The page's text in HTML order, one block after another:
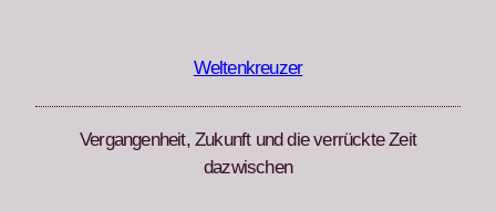
Weltenkreuzer
Vergangenheit, Zukunft und die verrückte Zeit
dazwischen